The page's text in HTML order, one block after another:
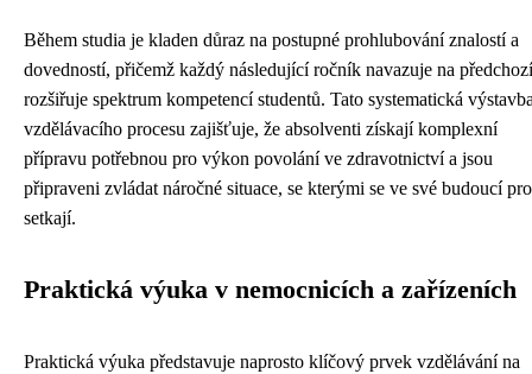
Během studia je kladen důraz na postupné prohlubování znalostí a
dovedností, přičemž každý následující ročník navazuje na
rozšiřuje spektrum kompetencí studentů. Tato systematická
vzdělávacího procesu zajišťuje, že absolventi získají komplexní
přípravu potřebnou pro výkon povolání ve zdravotnictví a jsou
připraveni zvládat náročné situace, se kterými se ve své budoucí
setkají.
Praktická výuka v nemocnicích a zařízeních
Praktická výuka představuje naprosto klíčový prvek vzdělávání na